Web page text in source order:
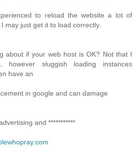
to reload the website a lot of
may just get it to load correctly.
about if your web host is OK? Not that I
however sluggish loading instances
have an
in google and can damage
and ***********